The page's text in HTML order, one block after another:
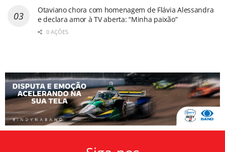
Otaviano chora com homenagem de Flávia Alessandra
e declara amor à TV aberta: “Minha paixão”
0 AÇÕES